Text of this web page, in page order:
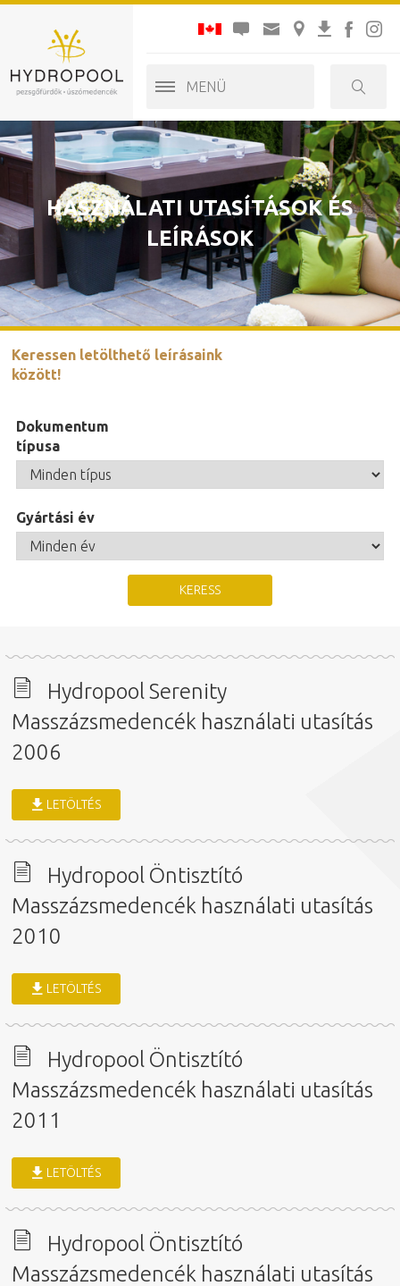
MENÜ
HASZNÁLATI UTASÍTÁSOK ÉS
LEÍRÁSOK
Keressen letölthető leírásaink
között!
Dokumentum
típusa
Gyártási év
Hydropool Serenity
Masszázsmedencék használati utasítás
2006
LETÖLTÉS
Hydropool Öntisztító
Masszázsmedencék használati utasítás
2010
LETÖLTÉS
Hydropool Öntisztító
Masszázsmedencék használati utasítás
2011
LETÖLTÉS
Hydropool Öntisztító
Masszázsmedencék használati utasítás